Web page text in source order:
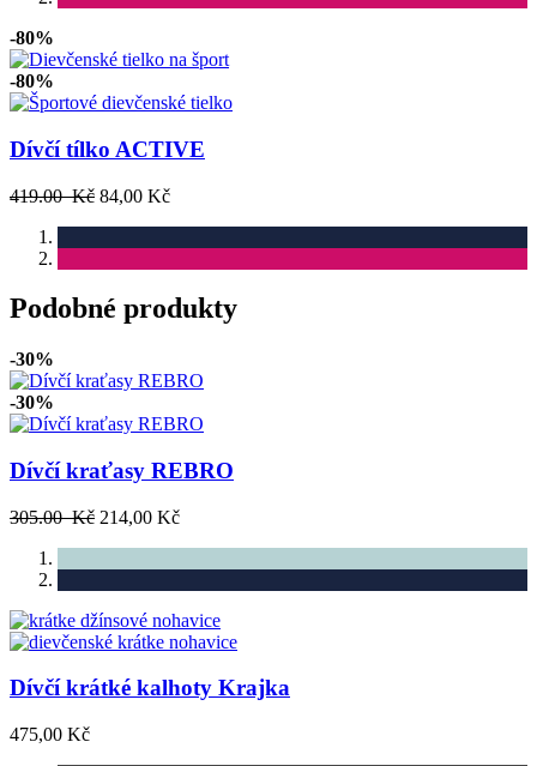
-80%
-80%
Dívčí tílko ACTIVE
419.00 Kč 84,00 Kč
Podobné produkty
-30%
-30%
Dívčí kraťasy REBRO
305.00 Kč 214,00 Kč
Dívčí krátké kalhoty Krajka
475,00 Kč